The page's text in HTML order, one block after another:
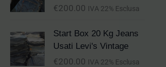
€200.00 IVA 22% Esclusa
Start Box 20 Kg Jeans
Usati Levi's Vintage
€200.00 IVA 22% Esclusa